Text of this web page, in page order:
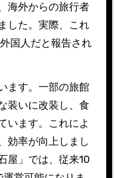
海外からの旅行者
した。実際、これ
国人だと報告され
ます。一部の旅館
装いに改装し、食
います。これによ
効率が向上しまし
屋」では、従来10